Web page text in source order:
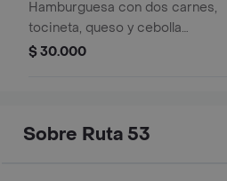
Hamburguesa con dos carnes,
tocineta, queso y cebolla
caramelizada.
$ 30.000
Sobre Ruta 53